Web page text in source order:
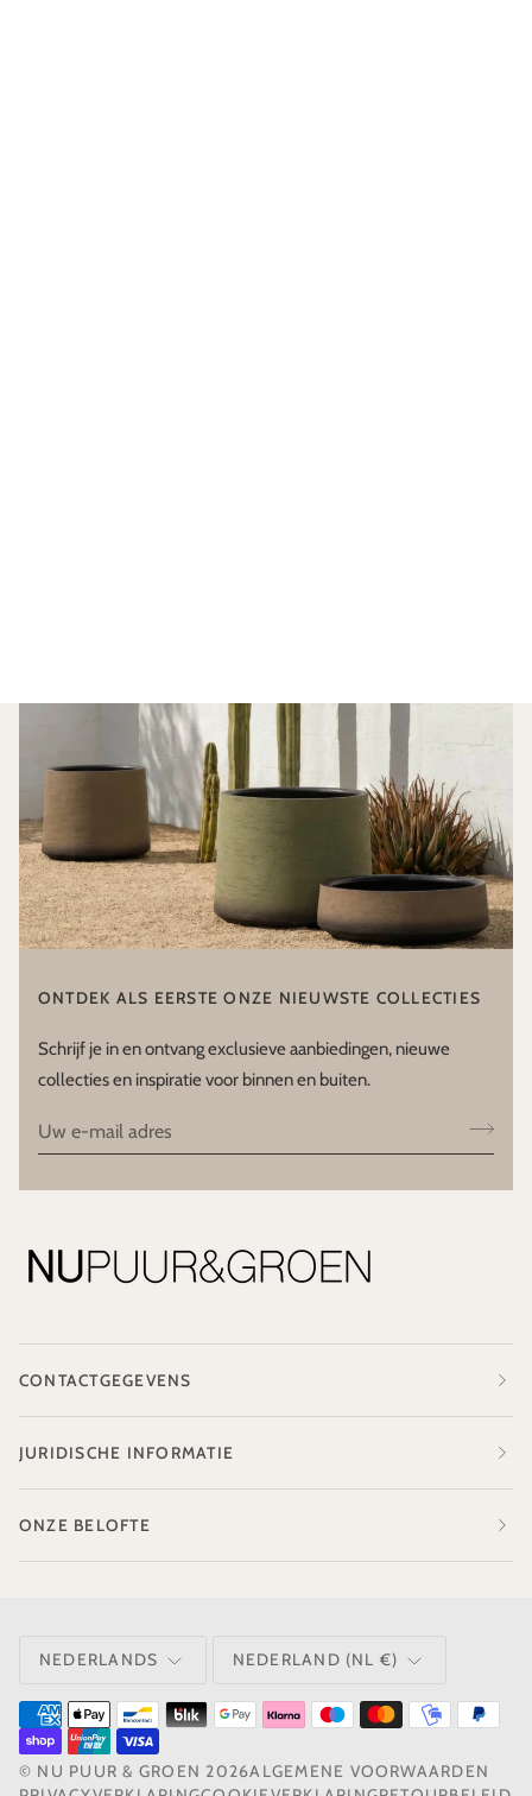
ONTDEK ALS EERSTE ONZE NIEUWSTE COLLECTIES
Schrijf je in en ontvang exclusieve aanbiedingen, nieuwe
collecties en inspiratie voor binnen en buiten.
CONTACTGEGEVENS
JURIDISCHE INFORMATIE
ONZE BELOFTE
NEDERLANDS NEDERLAND (NL €)
© NU PUUR & GROEN 2026ALGEMENE VOORWAARDEN